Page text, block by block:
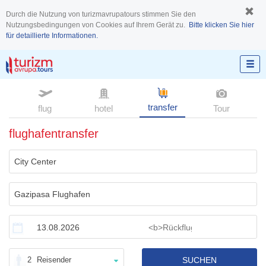
Durch die Nutzung von turizmavrupatours stimmen Sie den
Nutzungsbedingungen von Cookies auf Ihrem Gerät zu. Bitte klicken Sie hier
für detaillierte Informationen.
flug hotel transfer Tour
flughafentransfer
2 Reisender SUCHEN